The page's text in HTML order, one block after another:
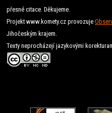
přesné citace. Děkujeme.
Projekt www.komety.cz provozuje
Jihočeským krajem.
Texty neprocházejí jazykovými